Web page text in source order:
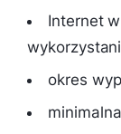
Internet
okres